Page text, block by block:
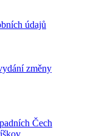
údajů
změny
Čech